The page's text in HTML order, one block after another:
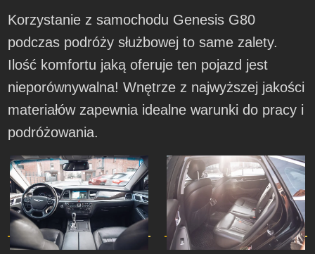
Korzystanie z samochodu Genesis G80
podczas podróży służbowej to same zalety.
Ilość komfortu jaką oferuje ten pojazd jest
nieporównywalna! Wnętrze z najwyższej jakości
materiałów zapewnia idealne warunki do pracy i
podróżowania.